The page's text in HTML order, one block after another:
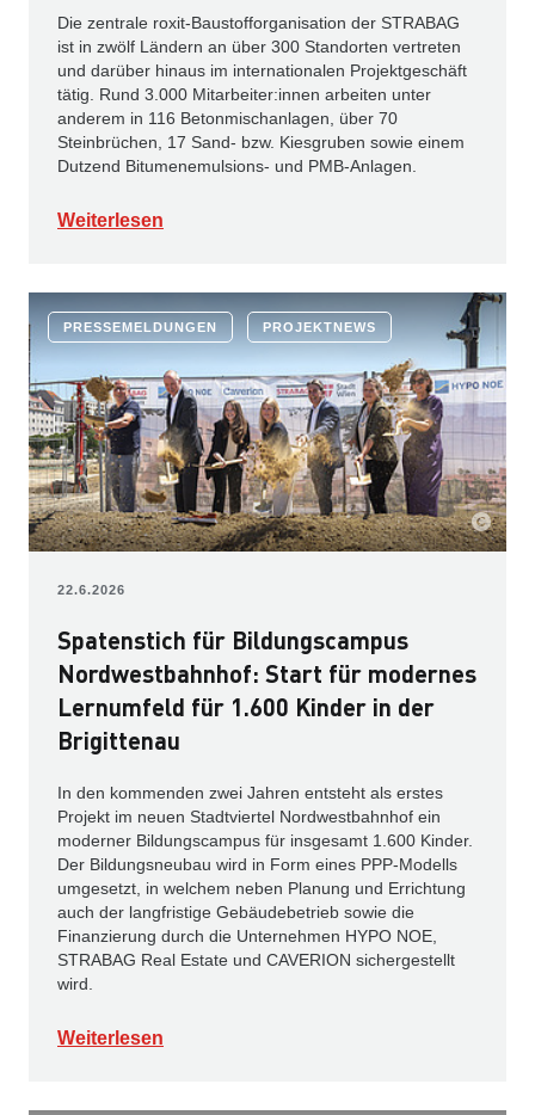
Die zentrale roxit-Baustofforganisation der STRABAG
ist in zwölf Ländern an über 300 Standorten vertreten
und darüber hinaus im internationalen Projektgeschäft
tätig. Rund 3.000 Mitarbeiter:innen arbeiten unter
anderem in 116 Betonmischanlagen, über 70
Steinbrüchen, 17 Sand- bzw. Kiesgruben sowie einem
Dutzend Bitumenemulsions- und PMB-Anlagen.
Weiterlesen
PRESSEMELDUNGEN PROJEKTNEWS
22.6.2026
Spatenstich für Bildungscampus
Nordwestbahnhof: Start für modernes
Lernumfeld für 1.600 Kinder in der
Brigittenau
In den kommenden zwei Jahren entsteht als erstes
Projekt im neuen Stadtviertel Nordwestbahnhof ein
moderner Bildungscampus für insgesamt 1.600 Kinder.
Der Bildungsneubau wird in Form eines PPP-Modells
umgesetzt, in welchem neben Planung und Errichtung
auch der langfristige Gebäudebetrieb sowie die
Finanzierung durch die Unternehmen HYPO NOE,
STRABAG Real Estate und CAVERION sichergestellt
wird.
Weiterlesen